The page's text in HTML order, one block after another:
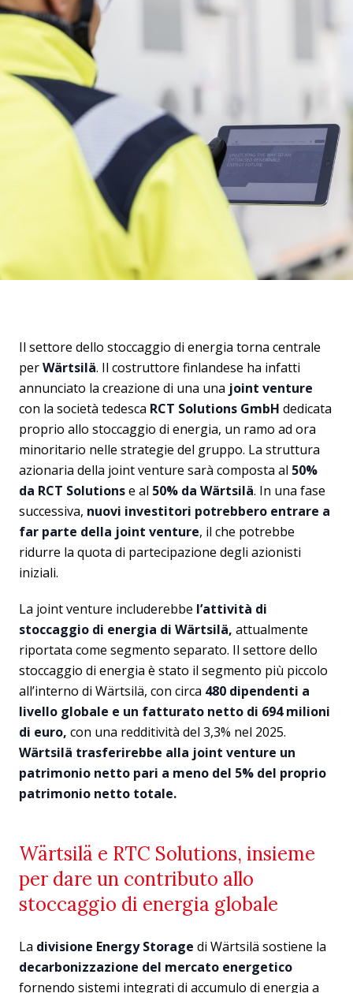
Il settore dello stoccaggio di energia torna centrale
perWärtsilä. Il costruttore finlandese ha infatti
annunciato la creazione di una una joint venture
con la società tedesca RCT Solutions GmbH dedicata
proprio allo stoccaggio di energia, un ramo ad ora
minoritario nelle strategie del gruppo. La struttura
azionaria della joint venture sarà composta al 50%
da RCT Solutionse al 50% da Wärtsilä. In una fase
successiva, nuovi investitori potrebbero entrare a
far parte della joint venture, il che potrebbe
ridurre la quota di partecipazione degli azionisti
iniziali.
La joint venture includerebbe l’attività di
stoccaggio di energia di Wärtsilä, attualmente
riportata come segmento separato. Il settore dello
stoccaggio di energia è stato il segmento più piccolo
all’interno di Wärtsilä, con circa 480 dipendenti a
livello globale e un fatturato netto di 694 milioni
di euro, con una redditività del 3,3% nel 2025.
Wärtsilä trasferirebbe alla joint venture un
patrimonio netto pari a meno del 5% del proprio
patrimonio netto totale.
Wärtsilä e RTC Solutions, insieme
per dare un contributo allo
stoccaggio di energia globale
La divisione Energy Storage di Wärtsilä sostiene la
decarbonizzazione del mercato energetico
fornendo sistemi integrati di accumulo di energia a